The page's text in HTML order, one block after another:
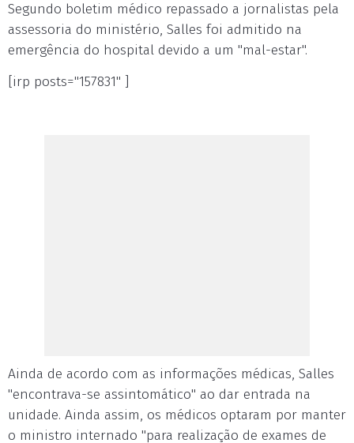
Segundo boletim médico repassado a jornalistas pela
assessoria do ministério, Salles foi admitido na
emergência do hospital devido a um "mal-estar".
[irp posts="157831" ]
Ainda de acordo com as informações médicas, Salles
"encontrava-se assintomático" ao dar entrada na
unidade. Ainda assim, os médicos optaram por manter
o ministro internado "para realização de exames de